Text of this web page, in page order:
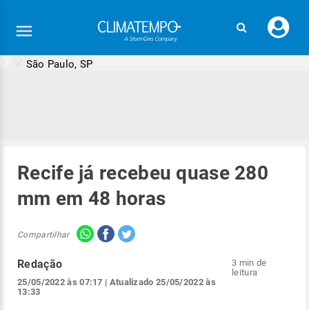
seu
São Paulo, SP
Recife já recebeu quase 280
mm em 48 horas
Compartilhar
Redação
25/05/2022 às 07:17 | Atualizado 25/05/2022 às
13:33
3 min de
leitura